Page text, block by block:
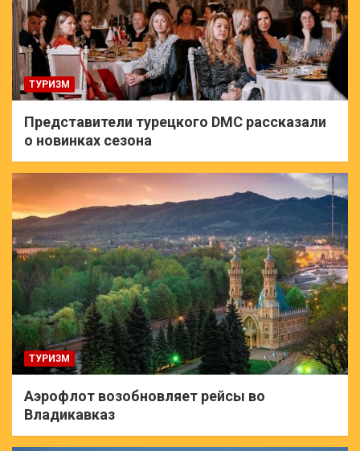
ТУРИЗМ
Представители турецкого DMC рассказали
о новинках сезона
ТУРИЗМ
Аэрофлот возобновляет рейсы во
Владикавказ